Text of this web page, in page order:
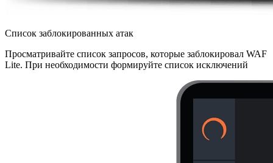
Список заблокированных атак
Просматривайте список запросов, которые заблокировал WAF
Lite. При необходимости формируйте список исключений